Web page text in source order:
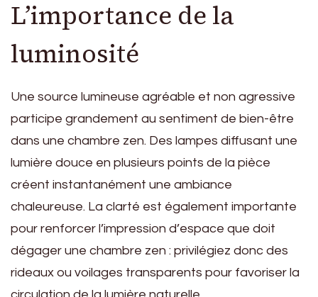
L’importance de la
luminosité
Une source lumineuse agréable et non agressive
participe grandement au sentiment de bien-être
dans une chambre zen. Des lampes diffusant une
lumière douce en plusieurs points de la pièce
créent instantanément une ambiance
chaleureuse. La clarté est également importante
pour renforcer l’impression d’espace que doit
dégager une chambre zen : privilégiez donc des
rideaux ou voilages transparents pour favoriser la
circulation de la lumière naturelle.